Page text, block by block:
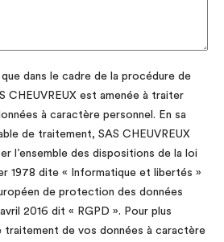
dans le cadre de la procédure de
CHEUVREUX est amenée à traiter
à caractère personnel. En sa
de traitement, SAS CHEUVREUX
l’ensemble des dispositions de la loi
1978 dite « Informatique et libertés »
de protection des données
2016 dit « RGPD ». Pour plus
traitement de vos données à caractère